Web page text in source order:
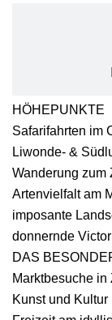
HÖHEPUNKTE
Safarifahrten im
Liwonde- &
Wanderung zum
Artenvielfalt am
imposante
donnernde
DAS
Marktbesuche
Kunst und